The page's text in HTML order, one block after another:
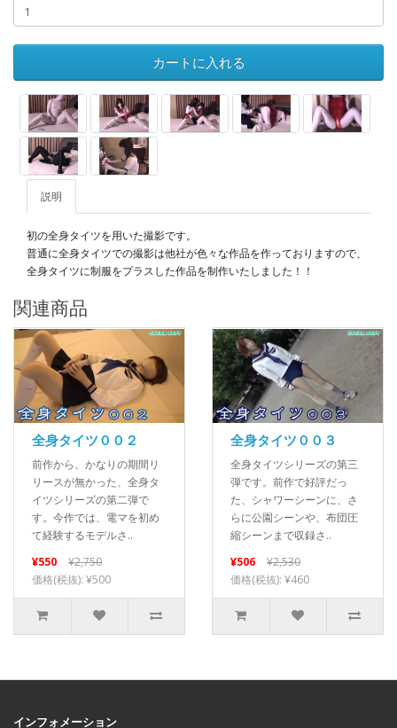
カートに入れる
説明
初の全身タイツを用いた撮影です。
普通に全身タイツでの撮影は他社が色々な作品を作っておりますので、
全身タイツに制服をプラスした作品を制作いたしました！！
関連商品
全身タイツ００２
前作から、かなりの期間リ
リースが無かった、全身タ
イツシリーズの第二弾で
す。今作では、電マを初め
て経験するモデルさ..
¥550
¥2,750
価格(税抜): ¥500
全身タイツ００３
全身タイツシリーズの第三
弾です。前作で好評だっ
た、シャワーシーンに、さ
らに公園シーンや、布団圧
縮シーンまで収録さ..
¥506
¥2,530
価格(税抜): ¥460
インフォメーション